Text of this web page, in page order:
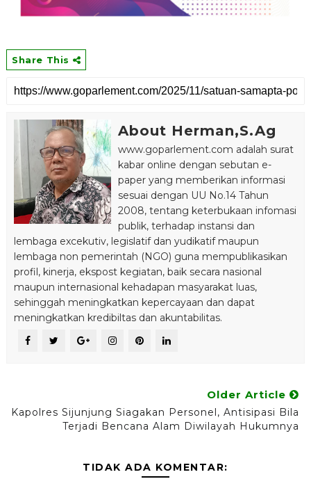
Share This
About Herman,S.Ag
www.goparlement.com adalah surat
kabar online dengan sebutan e-
paper yang memberikan informasi
sesuai dengan UU No.14 Tahun
2008, tentang keterbukaan infomasi
publik, terhadap instansi dan
lembaga excekutiv, legislatif dan yudikatif maupun
lembaga non pemerintah (NGO) guna mempublikasikan
profil, kinerja, ekspost kegiatan, baik secara nasional
maupun internasional kehadapan masyarakat luas,
sehinggah meningkatkan kepercayaan dan dapat
meningkatkan kredibiltas dan akuntabilitas.
Older Article
Kapolres Sijunjung Siagakan Personel, Antisipasi Bila
Terjadi Bencana Alam Diwilayah Hukumnya
TIDAK ADA KOMENTAR: